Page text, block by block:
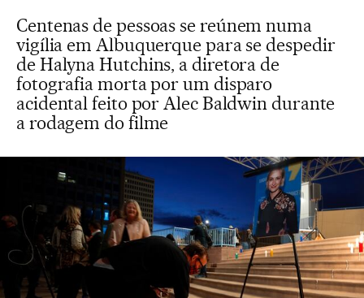
Centenas de pessoas se reúnem numa
vigília em Albuquerque para se despedir
de Halyna Hutchins, a diretora de
fotografia morta por um disparo
acidental feito por Alec Baldwin durante
a rodagem do filme